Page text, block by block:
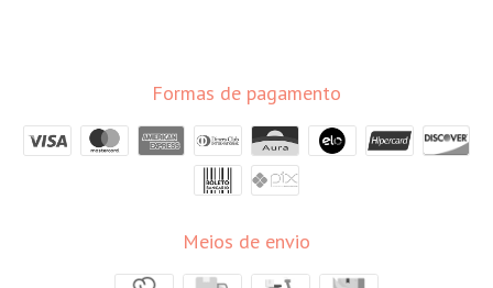
Formas de pagamento
Meios de envio